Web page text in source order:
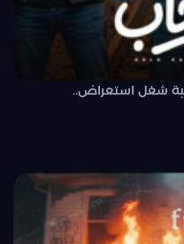
شغل استعراض..